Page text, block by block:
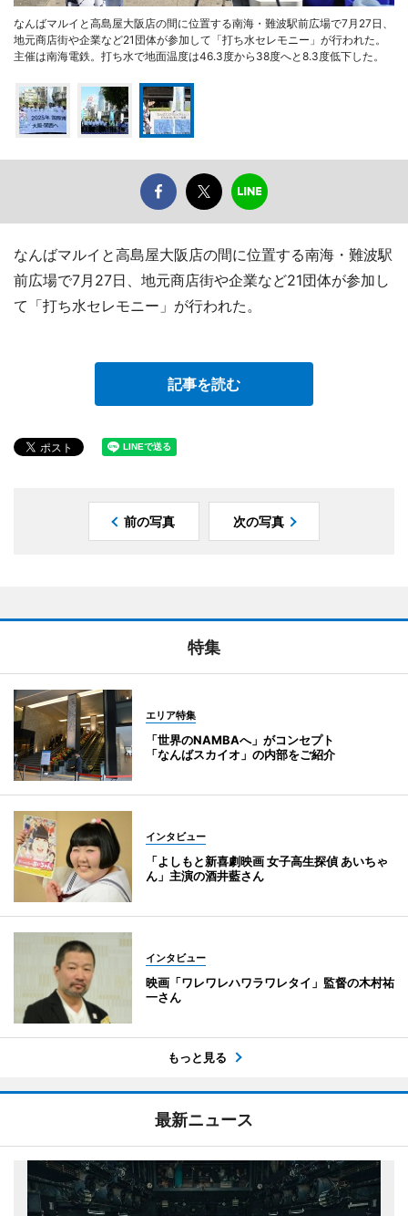
なんばマルイと高島屋大阪店の間に位置する南海・難波駅前広場で7月27日、
地元商店街や企業など21団体が参加して「打ち水セレモニー」が行われた。
主催は南海電鉄。打ち水で地面温度は46.3度から38度へと8.3度低下した。
なんばマルイと高島屋大阪店の間に位置する南海・難波駅
前広場で7月27日、地元商店街や企業など21団体が参加し
て「打ち水セレモニー」が行われた。
記事を読む
前の写真 次の写真
特集
エリア特集
「世界のNAMBAへ」がコンセプト
「なんばスカイオ」の内部をご紹介
インタビュー
「よしもと新喜劇映画 女子高生探偵 あいちゃ
ん」主演の酒井藍さん
インタビュー
映画「ワレワレハワラワレタイ」監督の木村祐
一さん
もっと見る
最新ニュース